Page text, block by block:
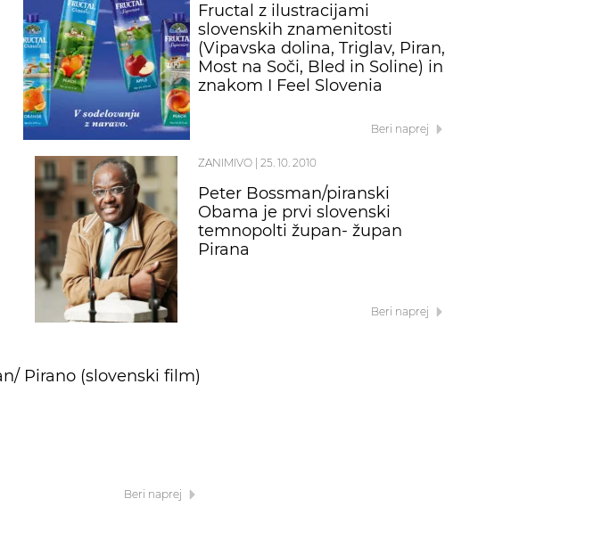
Fructal z ilustracijami
slovenskih znamenitosti
(Vipavska dolina, Triglav, Piran,
Most na Soči, Bled in Soline) in
znakom I Feel Slovenia
Beri naprej
ZANIMIVO| 25. 10. 2010
Peter Bossman/piranski
Obama je prvi slovenski
temnopolti župan- župan
Pirana
Beri naprej
Pirano (slovenski film)
Beri naprej